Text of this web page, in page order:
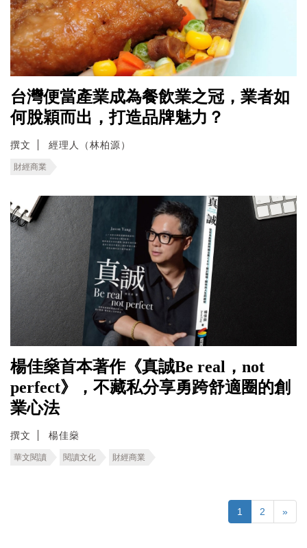
台灣便當產業成為餐飲業之冠，業者如
何脫穎而出，打造品牌魅力？
撰文 經理人（林柏源）
財經商業
楊佳燊首本著作《真誠Be real，not
perfect》，不藏私分享勇跨舒適圈的創
業心法
撰文 楊佳燊
華文閱讀 閱讀文化 財經商業
1 2 »